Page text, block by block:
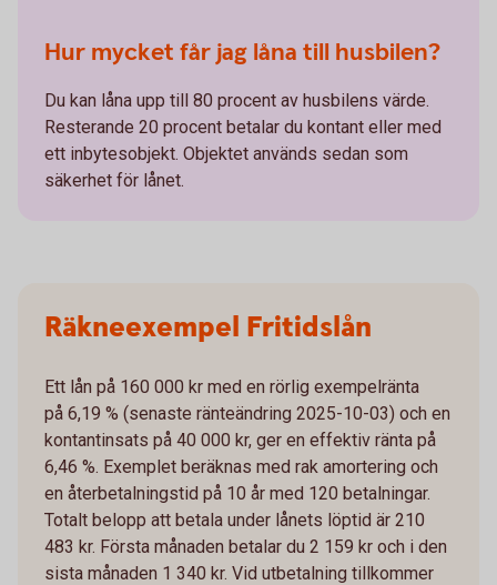
Hur mycket får jag låna till husbilen?
Du kan låna upp till 80 procent av husbilens värde.
Resterande 20 procent betalar du kontant eller med
ett inbytesobjekt. Objektet används sedan som
säkerhet för lånet.
Räkneexempel Fritidslån
Ett lån på 160 000 kr med en rörlig exempelränta
på 6,19 % (senaste ränteändring 2025-10-03) och en
kontantinsats på 40 000 kr, ger en effektiv ränta på
6,46 %. Exemplet beräknas med rak amortering och
en återbetalningstid på 10 år med 120 betalningar.
Totalt belopp att betala under lånets löptid är 210
483 kr. Första månaden betalar du 2 159 kr och i den
sista månaden 1 340 kr. Vid utbetalning tillkommer